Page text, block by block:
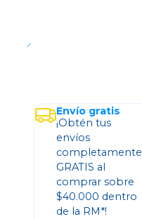
Envío gratis
¡Obtén tus
envíos
completamente
GRATIS al
comprar sobre
$40.000 dentro
de la RM*!